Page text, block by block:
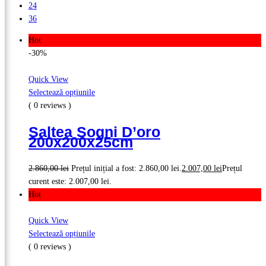
24
36
Hot
-30%
Quick View
Selectează opțiunile
( 0 reviews )
Saltea Sogni D’oro
200x200x25cm
2.860,00lei Prețul inițial a fost: 2.860,00 lei.2.007,00 leiPrețul
curent este: 2.007,00 lei.
Hot
Quick View
Selectează opțiunile
( 0 reviews )